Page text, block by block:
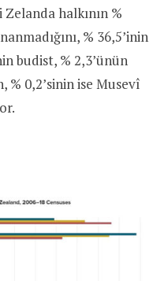
halkının %
% 36,5’inin
budist, % 2,3’ünün
% 0,2’sinin ise Musevî